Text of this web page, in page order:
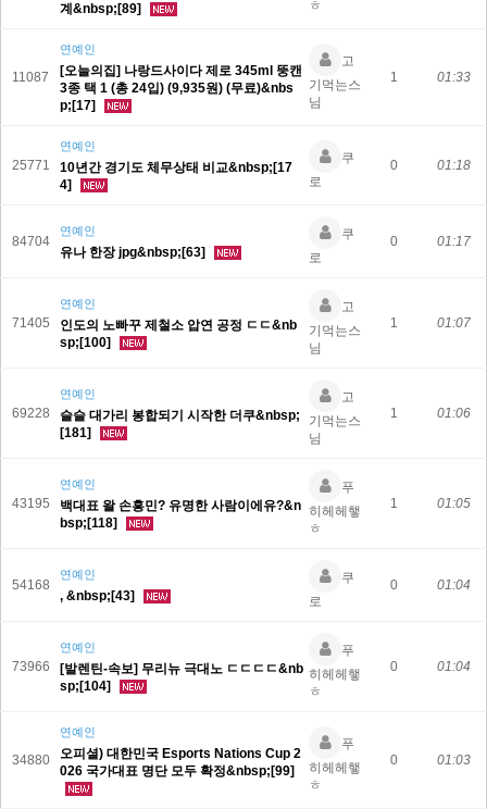
계&nbsp;[89]
ㅎ
11087
연예인
[오늘의집] 나랑드사이다 제로 345ml 뚱캔
3종 택 1 (총 24입) (9,935원) (무료)&nbs
p;[17]
고
기먹는스
님
1 01:33
25771
연예인
10년간 경기도 체무상태 비교&nbsp;[17
4]
쿠
로
0 01:18
84704
연예인
유나 한장 jpg&nbsp;[63]
쿠
로
0 01:17
71405
연예인
인도의 노빠꾸 제철소 압연 공정 ㄷㄷ&nb
sp;[100]
고
기먹는스
님
1 01:07
69228
연예인
슬슬 대가리 봉합되기 시작한 더쿠&nbsp;
[181]
고
기먹는스
님
1 01:06
43195
연예인
백대표 왈 손흥민? 유명한 사람이에유?&n
bsp;[118]
푸
히헤헤햏
ㅎ
1 01:05
54168
연예인
, &nbsp;[43]
쿠
로
0 01:04
73966
연예인
[발렌틴-속보] 무리뉴 극대노 ㄷㄷㄷㄷ&nb
sp;[104]
푸
히헤헤햏
ㅎ
0 01:04
34880
연예인
오피셜) 대한민국 Esports Nations Cup 2
026 국가대표 명단 모두 확정&nbsp;[99]
푸
히헤헤햏
ㅎ
0 01:03